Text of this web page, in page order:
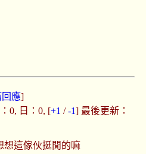
回應]
0, 日：0, [+1 /-1] 最後更新：
想這傢伙挺閒的嘛